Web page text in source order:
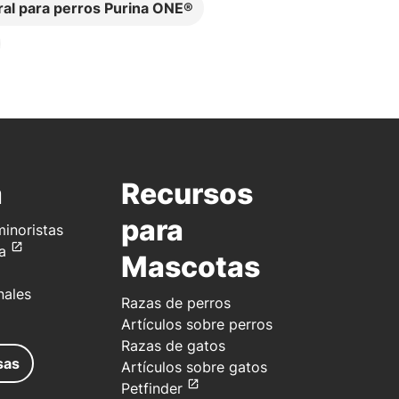
para perros Purina ONE®
Recursos
para
Mascotas
Razas de perros
Artículos sobre perros
Razas de gatos
Artículos sobre gatos
Petfinder